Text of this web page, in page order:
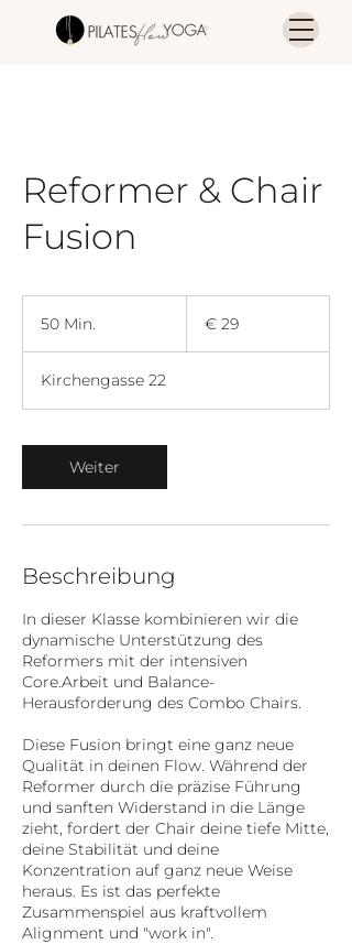
Reformer & Chair
Fusion
50 Min.
i
n
€ 29
Kirchengasse 22
Weiter
Beschreibung
In dieser Klasse kombinieren wir die
dynamische Unterstützung des
Reformers mit der intensiven
Core.Arbeit und Balance-
Herausforderung des Combo Chairs.
Diese Fusion bringt eine ganz neue
Qualität in deinen Flow. Während der
Reformer durch die präzise Führung
und sanften Widerstand in die Länge
zieht, fordert der Chair deine tiefe Mitte,
deine Stabilität und deine
Konzentration auf ganz neue Weise
heraus. Es ist das perfekte
Zusammenspiel aus kraftvollem
Alignment und "work in".